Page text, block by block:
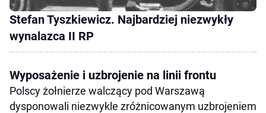
Stefan Tyszkiewicz. Najbardziej niezwykły
wynalazca II RP
Wyposażenie i uzbrojenie na linii frontu
Polscy żołnierze walczący pod Warszawą
dysponowali niezwykle zróżnicowanym uzbrojeniem